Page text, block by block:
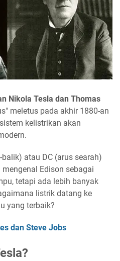
Nikola Tesla dan Thomas
meletus pada akhir 1880-an
kelistrikan akan
atau DC (arus searah)
Edison sebagai
tetapi ada lebih banyak
listrik datang ke
yang terbaik?
dan Steve Jobs